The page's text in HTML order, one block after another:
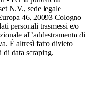
N.V., sede legale
46, 20093 Cologno
personali trasmessi e/o
all’addestramento di
È altresì fatto divieto
di data scraping.